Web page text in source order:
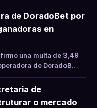
de DoradoBet por
en
una multa de 3,49
de DoradoB…
de
o mercado